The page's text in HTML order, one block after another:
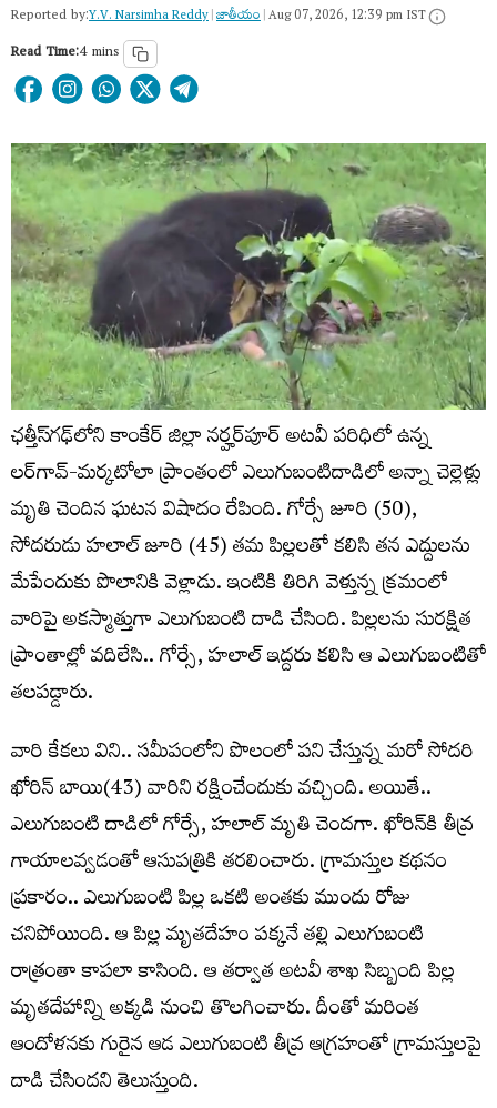
Reported by:Y.V. Narsimha Reddy|జాతీయం|Aug 07, 2026, 12:39 pm IST
Read Time:4 mins
ఛత్తీస్‌గఢ్‌లోని కాంకేర్ జిల్లా నర్హర్‌పూర్ అటవీ పరిధిలో ఉన్న
లర్‌గావ్-మర్కటోలా ప్రాంతంలో ఎలుగుబంటిదాడిలో అన్నా చెల్లెళ్లు
మృతి చెందిన ఘటన విషాదం రేపింది. గోర్సే జూరి (50),
సోదరుడు హలాల్ జూరి (45) తమ పిల్లలతో కలిసి తన ఎద్దులను
మేపేందుకు పొలానికి వెళ్లాడు. ఇంటికి తిరిగి వెళ్తున్న క్రమంలో
వారిపై అకస్మాత్తుగా ఎలుగుబంటి దాడి చేసింది. పిల్లలను సురక్షిత
ప్రాంతాల్లో వదిలేసి.. గోర్సే, హలాల్ ఇద్దరు కలిసి ఆ ఎలుగుబంటితో
తలపడ్డారు.
వారి కేకలు విని.. సమీపంలోని పొలంలో పని చేస్తున్న మరో సోదరి
ఖోరిన్ బాయి(43) వారిని రక్షించేందుకు వచ్చింది. అయితే..
ఎలుగుబంటి దాడిలో గోర్సే, హలాల్ మృతి చెందగా. ఖోరిన్‌కి తీవ్ర
గాయాలవ్వడంతో ఆసుపత్రికి తరలించారు. గ్రామస్తుల కథనం
ప్రకారం.. ఎలుగుబంటి పిల్ల ఒకటి అంతకు ముందు రోజు
చనిపోయింది. ఆ పిల్ల మృతదేహం పక్కనే తల్లి ఎలుగుబంటి
రాత్రంతా కాపలా కాసింది. ఆ తర్వాత అటవీ శాఖ సిబ్బంది పిల్ల
మృతదేహాన్ని అక్కడి నుంచి తొలగించారు. దీంతో మరింత
ఆందోళనకు గురైన ఆడ ఎలుగుబంటి తీవ్ర ఆగ్రహంతో గ్రామస్తులపై
దాడి చేసిందని తెలుస్తుంది.